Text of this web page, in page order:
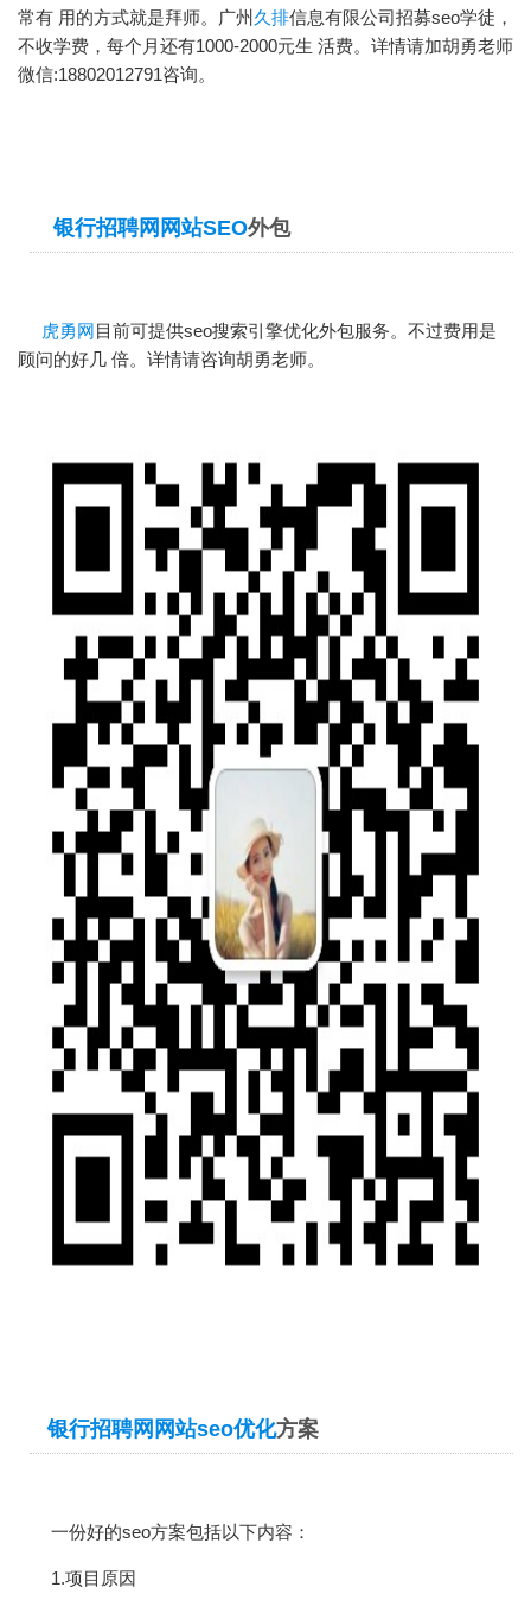
常有 用的方式就是拜师。广州 久排信息有限公司招募seo学徒，
不收学费，每个月还有1000-2000元生 活费。详情请加胡勇老师
微信:18802012791咨询。
银行招聘网网站SEO外包
虎勇网目前可提供seo搜索引擎优化外包服务。不过费用是
顾问的好几 倍。详情请咨询胡勇老师。
银行招聘网网站seo优化方案
一份好的seo方案包括以下内容：
1.项目原因